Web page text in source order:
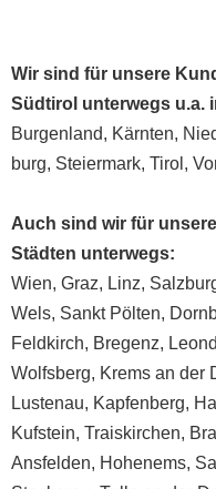
Wir sind für unsere
Südtirol unterwegs u.a.
Burgenland, Kärnten,
burg, Steiermark, Tirol ,
Auch sind wir für
Städten unterwegs:
Wien, Graz, Linz,
Wels, Sankt Pölten,
Feldkirch, Bregenz,
Wolfsberg, Krems an der
Lustenau, Kapfenberg,
Kufstein, Traiskirchen,
Ansfelden, Hohenems,